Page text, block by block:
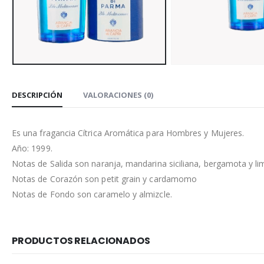
DESCRIPCIÓN VALORACIONES (0)
Es una fragancia Cítrica Aromática para Hombres y Mujeres.
Año: 1999.
Notas de Salida son naranja, mandarina siciliana, bergamota y
Notas de Corazón son petit grain y cardamomo
Notas de Fondo son caramelo y almizcle.
PRODUCTOS RELACIONADOS